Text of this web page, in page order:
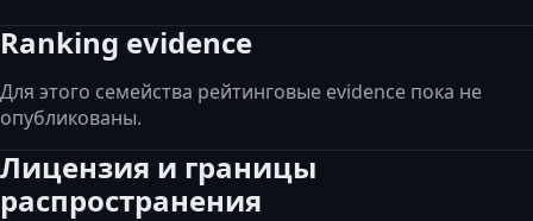
Ranking evidence
Для этого семейства рейтинговые evidence пока не
опубликованы.
Лицензия и границы
распространения